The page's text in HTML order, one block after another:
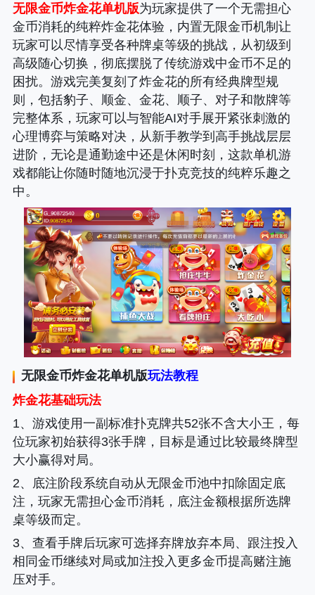
无限金币炸金花单机版为玩家提供了一个无需担心
金币消耗的纯粹炸金花体验，内置无限金币机制让
玩家可以尽情享受各种牌桌等级的挑战，从初级到
高级随心切换，彻底摆脱了传统游戏中金币不足的
困扰。游戏完美复刻了炸金花的所有经典牌型规
则，包括豹子、顺金、金花、顺子、对子和散牌等
完整体系，玩家可以与智能AI对手展开紧张刺激的
心理博弈与策略对决，从新手教学到高手挑战层层
进阶，无论是通勤途中还是休闲时刻，这款单机游
戏都能让你随时随地沉浸于扑克竞技的纯粹乐趣之
中。
无限金币炸金花单机版玩法教程
炸金花基础玩法
1、游戏使用一副标准扑克牌共52张不含大小王，每
位玩家初始获得3张手牌，目标是通过比较最终牌型
大小赢得对局。
2、底注阶段系统自动从无限金币池中扣除固定底
注，玩家无需担心金币消耗，底注金额根据所选牌
桌等级而定。
3、查看手牌后玩家可选择弃牌放弃本局、跟注投入
相同金币继续对局或加注投入更多金币提高赌注施
压对手。